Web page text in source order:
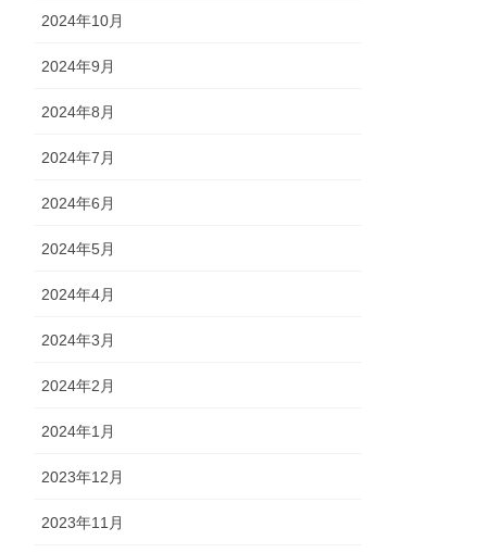
2024年10月
2024年9月
2024年8月
2024年7月
2024年6月
2024年5月
2024年4月
2024年3月
2024年2月
2024年1月
2023年12月
2023年11月